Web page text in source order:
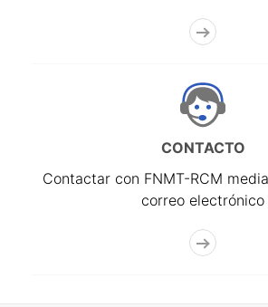
CONTACTO
Contactar con FNMT-RCM
correo electrónico